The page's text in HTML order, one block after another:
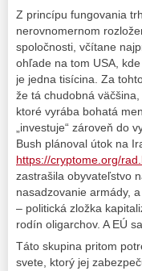
Z princípu fungovania
nerovnomernom
spoločnosti, včítane
ohľade na tom USA,
je jedna tisícina. Za
že tá chudobná
ktoré vyrába bohatá
„investuje“ zároveň do
Bush plánoval útok na
https://cryptome.org/
zastrašila obyvateľstvo
nasadzovanie armády,
– politická zložka
rodín oligarchov. A EÚ
Táto skupina pritom
svete, ktorý jej